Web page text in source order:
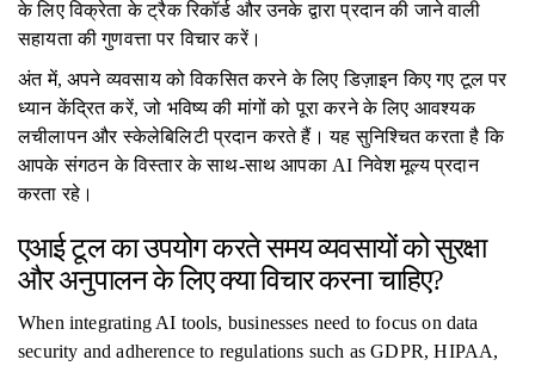
के लिए विक्रेता के ट्रैक रिकॉर्ड और उनके द्वारा प्रदान की जाने वाली
सहायता की गुणवत्ता पर विचार करें।
अंत में, अपने व्यवसाय को विकसित करने के लिए डिज़ाइन किए गए टूल पर
ध्यान केंद्रित करें, जो भविष्य की मांगों को पूरा करने के लिए आवश्यक
लचीलापन और स्केलेबिलिटी प्रदान करते हैं। यह सुनिश्चित करता है कि
आपके संगठन के विस्तार के साथ-साथ आपका AI निवेश मूल्य प्रदान
करता रहे।
एआई टूल का उपयोग करते समय व्यवसायों को सुरक्षा
और अनुपालन के लिए क्या विचार करना चाहिए?
When integrating AI tools, businesses need to focus on data
security and adherence to regulations such as GDPR, HIPAA,